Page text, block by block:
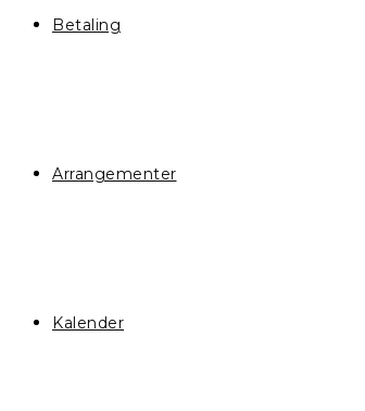
Betaling
Arrangementer
Kalender